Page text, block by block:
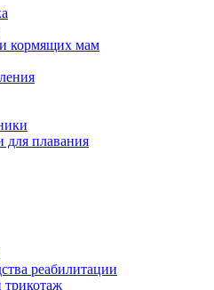
кормящих мам
для плавания
реабилитации